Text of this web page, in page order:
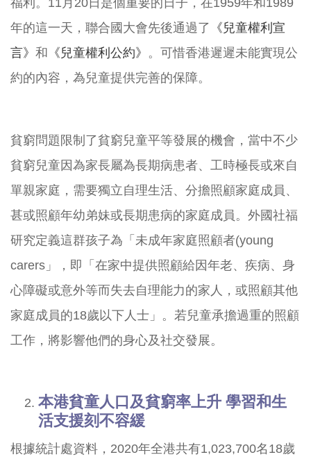
福利。11月20日是個重要的日子，在1959年和1989
年的這一天，聯合國大會先後通過了 《兒童權利宣
言》 和 《兒童權利公約》 。可惜香港遲遲未能實現公
約的內容，為兒童提供完善的保障。
貧窮問題限制了貧窮兒童平等發展的機會，當中不少
貧窮兒童因為家長屬為長期病患者、工時極長或來自
單親家庭，需要獨立自理生活、分擔照顧家庭成員、
甚或照顧年幼弟妹或長期患病的家庭成員。外國社福
研究定義這群孩子為「未成年家庭照顧者(young
carers」，即「在家中提供照顧給因年老、疾病、身
心障礙或意外等而失去自理能力的家人，或照顧其他
家庭成員的18歲以下人士」。若兒童承擔過重的照顧
工作，將影響他們的身心及社交發展。
本港貧童人口及貧窮率上升 學習和生
活支援刻不容緩
根據統計處資料，2020年全港共有1,023,700名18歲